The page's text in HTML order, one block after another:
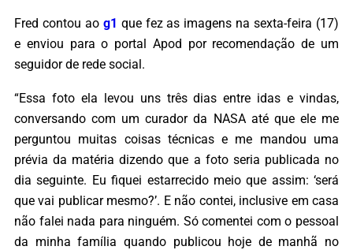
Fred contou ao g1 que fez as imagens na sexta-feira (17)
e enviou para o portal Apod por recomendação de um
seguidor de rede social.
“Essa foto ela levou uns três dias entre idas e vindas,
conversando com um curador da NASA até que ele me
perguntou muitas coisas técnicas e me mandou uma
prévia da matéria dizendo que a foto seria publicada no
dia seguinte. Eu fiquei estarrecido meio que assim: ‘será
que vai publicar mesmo?’. E não contei, inclusive em casa
não falei nada para ninguém. Só comentei com o pessoal
da minha família quando publicou hoje de manhã no